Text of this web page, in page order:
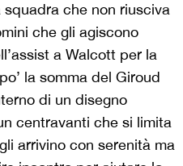
che non riusciva
che gli agiscono
a Walcott per la
la somma del Giroud
di un disegno
centravanti che si limita
arrivino con serenità ma